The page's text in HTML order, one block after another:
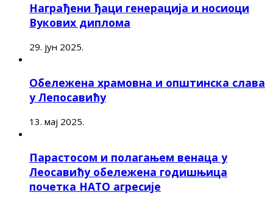
Награђени ђаци генерација и носиоци
Вукових диплома
29. јун 2025.
Обележена храмовна и општинска слава
у Лепосавићу
13. мај 2025.
Парастосом и полагањем венаца у
Леосавићу обележена годишњица
почетка НАТО агресије